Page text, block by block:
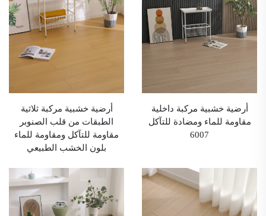
أرضية خشبية مركبة داخلية
مقاومة للماء ومضادة للتآكل
6007
أرضية خشبية مركبة ثلاثية
الطبقات من قلب الصنوبر
مقاومة للتآكل ومقاومة للماء
بلون الخشب الطبيعي